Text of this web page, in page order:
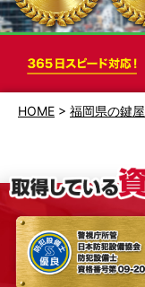
HOME > 福岡県の鍵屋